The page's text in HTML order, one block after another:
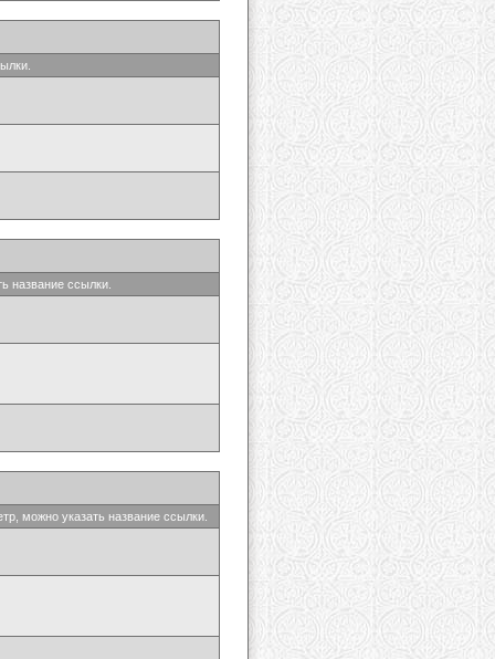
название ссылки.
можно указать название ссылки.